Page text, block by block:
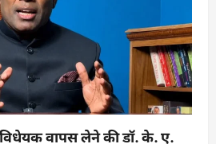
वापस लेने की डॉ. के. ए.